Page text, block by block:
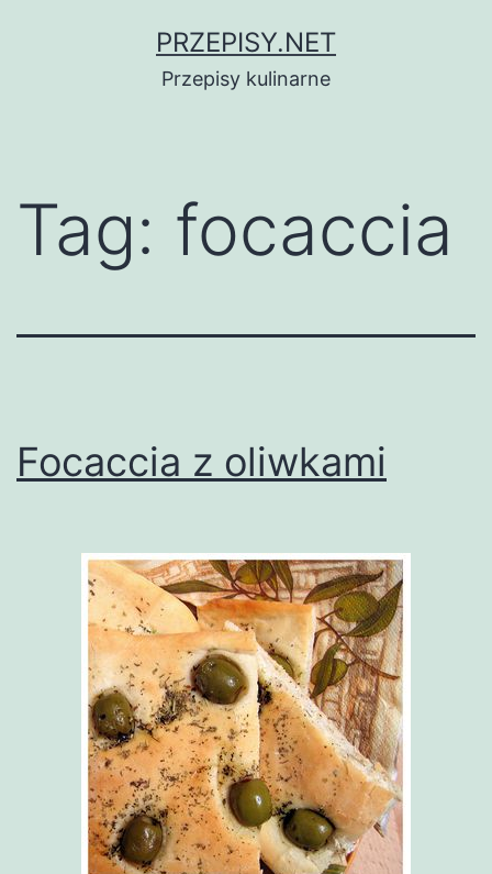
PRZEPISY.NET
Przepisy kulinarne
Tag: focaccia
Focaccia z oliwkami